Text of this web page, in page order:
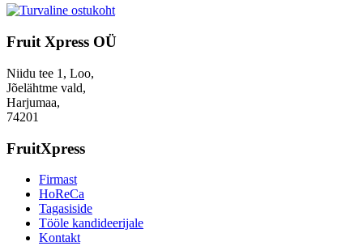
Fruit Xpress OÜ
Niidu tee 1, Loo,
Jõelähtme vald,
Harjumaa,
74201
FruitXpress
Firmast
HoReCa
Tagasiside
Tööle kandideerijale
Kontakt